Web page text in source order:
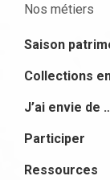
Nos métiers
Saison
Collections
J’ai envie de
Participer
Ressources